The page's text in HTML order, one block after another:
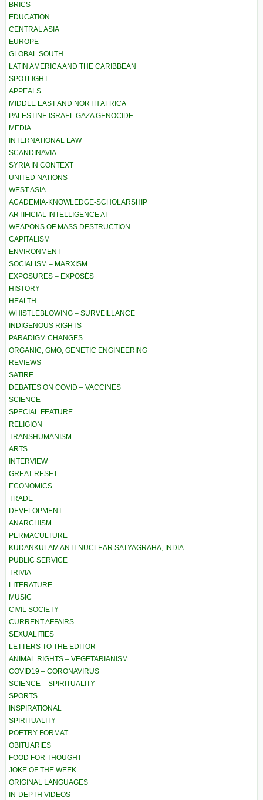
BRICS
EDUCATION
CENTRAL ASIA
EUROPE
GLOBAL SOUTH
LATIN AMERICA AND THE CARIBBEAN
SPOTLIGHT
APPEALS
MIDDLE EAST AND NORTH AFRICA
PALESTINE ISRAEL GAZA GENOCIDE
MEDIA
INTERNATIONAL LAW
SCANDINAVIA
SYRIA IN CONTEXT
UNITED NATIONS
WEST ASIA
ACADEMIA-KNOWLEDGE-SCHOLARSHIP
ARTIFICIAL INTELLIGENCE AI
WEAPONS OF MASS DESTRUCTION
CAPITALISM
ENVIRONMENT
SOCIALISM – MARXISM
EXPOSURES – EXPOSÉS
HISTORY
HEALTH
WHISTLEBLOWING – SURVEILLANCE
INDIGENOUS RIGHTS
PARADIGM CHANGES
ORGANIC, GMO, GENETIC ENGINEERING
REVIEWS
SATIRE
DEBATES ON COVID – VACCINES
SCIENCE
SPECIAL FEATURE
RELIGION
TRANSHUMANISM
ARTS
INTERVIEW
GREAT RESET
ECONOMICS
TRADE
DEVELOPMENT
ANARCHISM
PERMACULTURE
KUDANKULAM ANTI-NUCLEAR SATYAGRAHA, INDIA
PUBLIC SERVICE
TRIVIA
LITERATURE
MUSIC
CIVIL SOCIETY
CURRENT AFFAIRS
SEXUALITIES
LETTERS TO THE EDITOR
ANIMAL RIGHTS – VEGETARIANISM
COVID19 – CORONAVIRUS
SCIENCE – SPIRITUALITY
SPORTS
INSPIRATIONAL
SPIRITUALITY
POETRY FORMAT
OBITUARIES
FOOD FOR THOUGHT
JOKE OF THE WEEK
ORIGINAL LANGUAGES
IN-DEPTH VIDEOS